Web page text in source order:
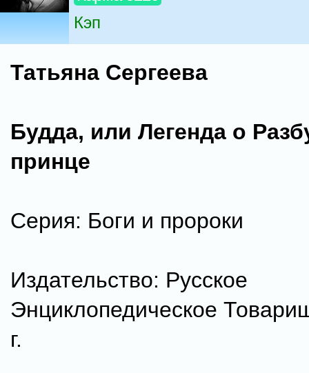
Кэп
Татьяна Сергеева
Будда, или Легенда о
принце
Серия: Боги и пророки
Издательство: Русское
Энциклопедическое
г.